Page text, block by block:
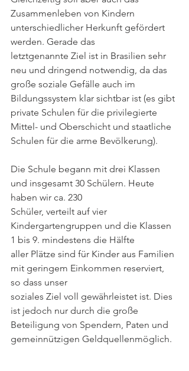
Zusammenleben von Kindern
unterschiedlicher Herkunft gefördert
werden. Gerade das
letztgenannte Ziel ist in Brasilien sehr
neu und dringend notwendig, da das
große soziale Gefälle auch im
Bildungssystem klar sichtbar ist (es gibt
private Schulen für die privilegierte
Mittel- und Oberschicht und staatliche
Schulen für die arme Bevölkerung).
Die Schule begann mit drei Klassen
und insgesamt 30 Schülern. Heute
haben wir ca. 230
Schüler, verteilt auf vier
Kindergartengruppen und die Klassen
1 bis 9. mindestens die Hälfte
aller Plätze sind für Kinder aus Familien
mit geringem Einkommen reserviert,
so dass unser
soziales Ziel voll gewährleistet ist. Dies
ist jedoch nur durch die große
Beteiligung von Spendern, Paten und
gemeinnützigen Geldquellenmöglich.